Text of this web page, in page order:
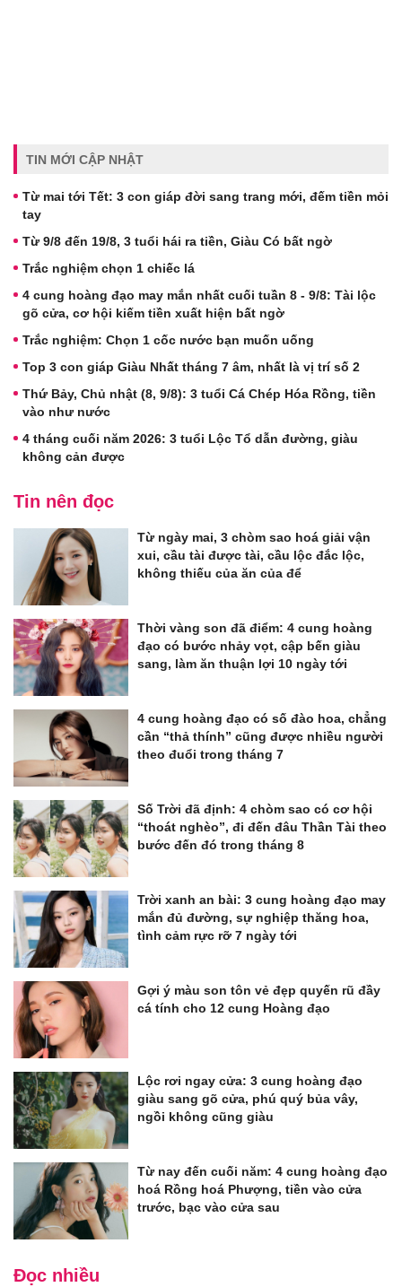
TIN MỚI CẬP NHẬT
Từ mai tới Tết: 3 con giáp đời sang trang mới, đếm tiền mỏi
tay
Từ 9/8 đến 19/8, 3 tuổi hái ra tiền, Giàu Có bất ngờ
Trắc nghiệm chọn 1 chiếc lá
4 cung hoàng đạo may mắn nhất cuối tuần 8 - 9/8: Tài lộc
gõ cửa, cơ hội kiếm tiền xuất hiện bất ngờ
Trắc nghiệm: Chọn 1 cốc nước bạn muốn uống
Top 3 con giáp Giàu Nhất tháng 7 âm, nhất là vị trí số 2
Thứ Bảy, Chủ nhật (8, 9/8): 3 tuổi Cá Chép Hóa Rồng, tiền
vào như nước
4 tháng cuối năm 2026: 3 tuổi Lộc Tổ dẫn đường, giàu
không cản được
Tin nên đọc
Từ ngày mai, 3 chòm sao hoá giải vận
xui, cầu tài được tài, cầu lộc đắc lộc,
không thiếu của ăn của để
Thời vàng son đã điểm: 4 cung hoàng
đạo có bước nhảy vọt, cập bến giàu
sang, làm ăn thuận lợi 10 ngày tới
4 cung hoàng đạo có số đào hoa, chẳng
cần “thả thính” cũng được nhiều người
theo đuổi trong tháng 7
Số Trời đã định: 4 chòm sao có cơ hội
“thoát nghèo”, đi đến đâu Thần Tài theo
bước đến đó trong tháng 8
Trời xanh an bài: 3 cung hoàng đạo may
mắn đủ đường, sự nghiệp thăng hoa,
tình cảm rực rỡ 7 ngày tới
Gợi ý màu son tôn vẻ đẹp quyến rũ đầy
cá tính cho 12 cung Hoàng đạo
Lộc rơi ngay cửa: 3 cung hoàng đạo
giàu sang gõ cửa, phú quý bủa vây,
ngồi không cũng giàu
Từ nay đến cuối năm: 4 cung hoàng đạo
hoá Rồng hoá Phượng, tiền vào cửa
trước, bạc vào cửa sau
Đọc nhiều